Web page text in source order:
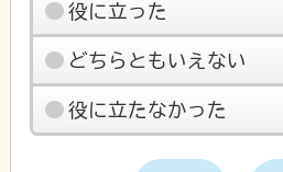
役に立った
どちらともいえない
役に立たなかった